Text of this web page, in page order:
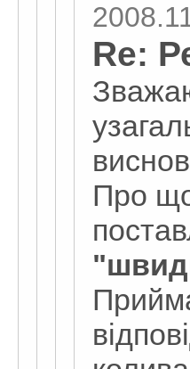
Re:
Про що